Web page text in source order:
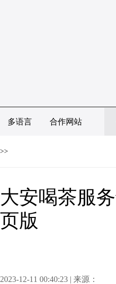
多语言 合作网站
>>
大安喝茶服
页版
2023-12-11 00:40:23 | 来源：